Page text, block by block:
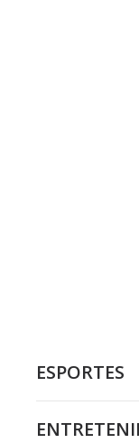
ESPORTES